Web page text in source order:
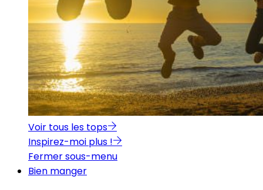
Voir tous les tops
Inspirez-moi plus !
Fermer sous-menu
Bien manger